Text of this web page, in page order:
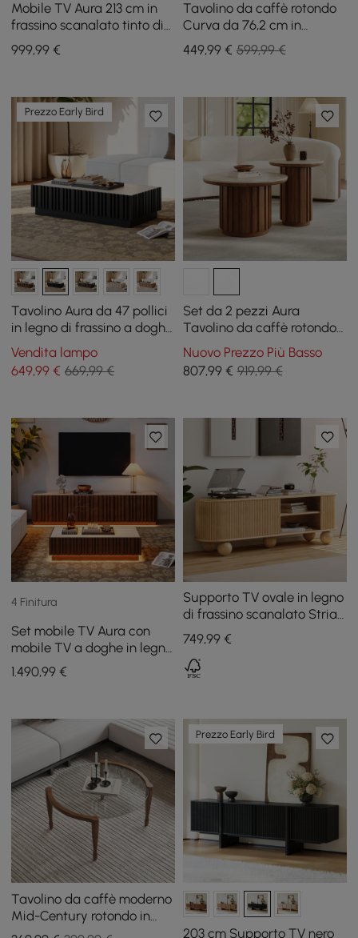
Mobile TV Aura 213 cm in
frassino scanalato tinto di
bianco con piano in pietra
sinterizzata
999,99 €
Tavolino da caffè rotondo
Curva da 76,2 cm in
cemento noce con gambe
in legno
449,99€ 599,99 €
Prezzo Early Bird
Tavolino Aura da 47 pollici
in legno di frassino a doghe
con piano in pietra
sinterizzata
Vendita lampo
649,99 € 669,99 €
Set da 2 pezzi Aura
Tavolino da caffè rotondo
a doghe in legno di frassino
con piano in pietra
sinterizzata (20" - 28")
Nuovo Prezzo Più Basso
807,99€ 919,99 €
4 Finitura
Set mobile TV Aura con
mobile TV a doghe in legno
di frassino e tavolino da
caffè con piano in pietra
1.490,99 €
Supporto TV ovale in legno
di frassino scanalato Stria
1800 mm con contenitore
749,99€
Tavolino da caffè moderno
Mid-Century rotondo in
vetro da 32" con gambe in
Prezzo Early Bird
203 cm Supporto TV nero